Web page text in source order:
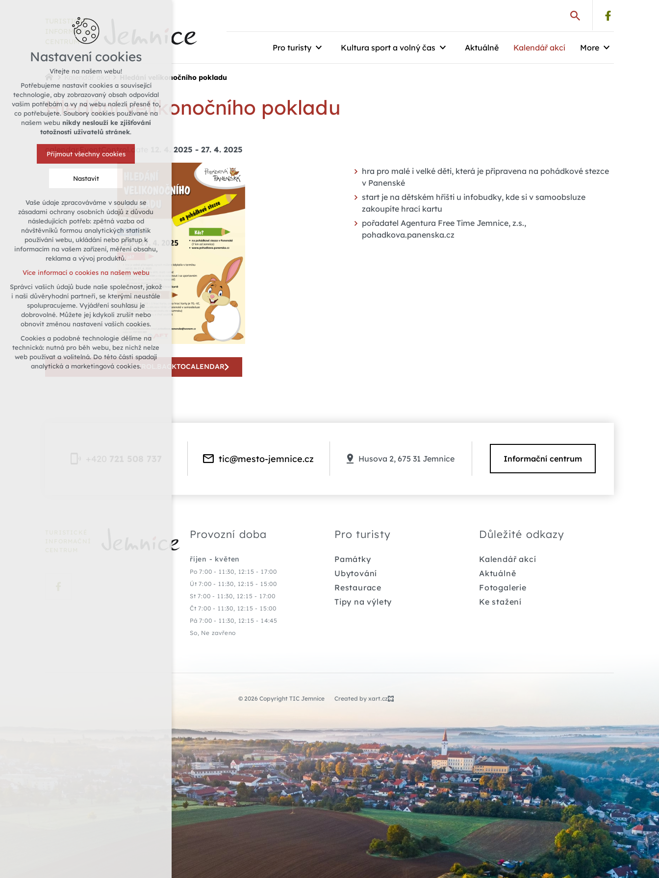
TURISTICKÉ
INFORMAČNÍ
CENTRUM
Pro turisty Kultura sport a volný čas Aktuálně Kalendář akcí More
Hledání velikonočního pokladu
Hledání velikonočního pokladu
calendar.EventControl.date 12. 4. 2025 - 27. 4. 2025
hra pro malé i velké děti, která je připravena na pohádkové stezce
v Panenské
start je na dětském hřišti u infobudky, kde si v samoobsluze
zakoupíte hrací kartu
pořadatel Agentura Free Time Jemnice, z.s.,
pohadkova.panenska.cz
CALENDAR.EVENTCONTROL.BACKTOCALENDAR
tic@mesto-jemnice.cz Husova 2, 675 31 Jemnice Informační centrum
Provozní doba
říjen - květen
Po 7:00 - 11:30, 12:15 - 17:00
Út 7:00 - 11:30, 12:15 - 15:00
St 7:00 - 11:30, 12:15 - 17:00
Čt 7:00 - 11:30, 12:15 - 15:00
Pá 7:00 - 11:30, 12:15 - 14:45
So, Ne zavřeno
Pro turisty
Památky
Ubytování
Restaurace
Tipy na výlety
Důležité odkazy
Kalendář akcí
Aktuálně
Fotogalerie
Ke stažení
© 2026 Copyright TIC Jemnice Created by xart.cz
Nastavení cookies
Vítejte na našem webu!
Potřebujeme nastavit cookies a související
technologie, aby zobrazovaný obsah odpovídal
vašim potřebám a vy na webu nalezli přesně to,
co potřebujete. Soubory cookies používané na
našem webu nikdy neslouží ke zjišťování
totožnosti uživatelů stránek.
Přijmout všechny cookies
Nastavit
Technická cookies
nutná pro provozování webu
udržení kontextu stránek (session):
případná přihlášení, volby jazyka, apod.
Volitelná cookies
vyhodnocení návštěvnosti
marketingová cookies (Google)
Více informací o cookies na našem webu
Odmítnout vše
Vaše údaje zpracováváme v souladu se
zásadami ochrany osobních údajů z důvodu
následujících potřeb: zpětná vazba od
návštěvníků formou analytických statistik
používání webu, ukládání nebo přístup k
informacím na vašem zařízení, měření obsahu,
reklama a vývoj produktů.
Více informací o cookies na našem webu
Správci vašich údajů bude naše společnost, jakož
i naši důvěryhodní partneři, se kterými neustále
spolupracujeme. Vyjádření souhlasu je
dobrovolné. Můžete jej kdykoli zrušit nebo
obnovit změnou nastavení vašich cookies.
Cookies a podobné technologie dělíme na
technická: nutná pro běh webu, bez nichž nelze
web používat a volitelná. Do této části spadají
analytická a marketingová cookies.